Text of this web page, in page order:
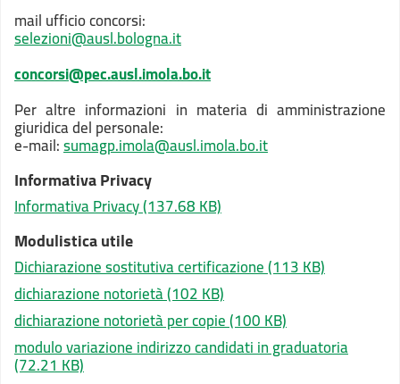
mail ufficio concorsi:
selezioni@ausl.bologna.it
concorsi@pec.ausl.imola.bo.it
Per altre informazioni in materia di amministrazione
giuridica del personale:
e-mail:sumagp.imola@ausl.imola.bo.it
Informativa Privacy
Informativa Privacy(137.68 KB)
Modulistica utile
Dichiarazione sostitutiva certificazione(113 KB)
dichiarazione notorietà(102 KB)
dichiarazione notorietà per copie(100 KB)
modulo variazione indirizzo candidati in graduatoria
(72.21 KB)